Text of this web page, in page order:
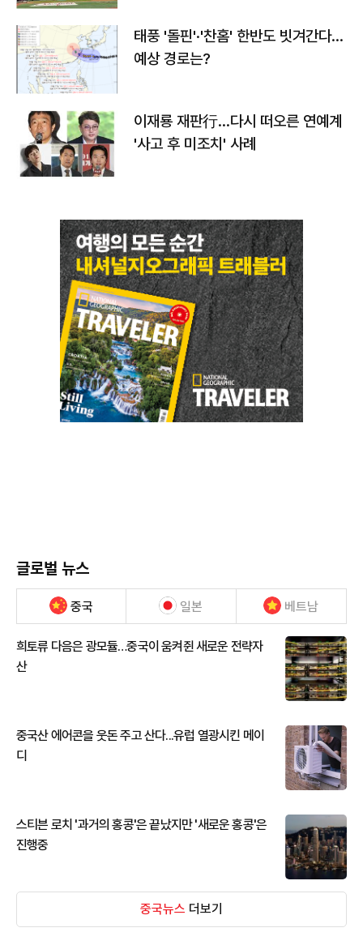
태풍 '돌핀'·'찬홈' 한반도 빗겨간다…
예상 경로는?
이재룡 재판行…다시 떠오른 연예계
'사고 후 미조치' 사례
글로벌 뉴스
중국 일본 베트남
희토류 다음은 광모듈…중국이 움켜쥔 새로운 전략자
산
중국산 에어콘을 웃돈 주고 산다...유럽 열광시킨 메이
디
스티븐 로치 '과거의 홍콩'은 끝났지만 '새로운 홍콩'은
진행중
중국뉴스 더보기